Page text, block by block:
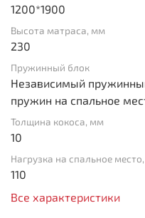
1200*1900
Высота матраса, мм
230
Пружинный блок
Независимый
пружин на спальное
Толщина кокоса, мм
10
Нагрузка на спальное место,
110
Все характеристики